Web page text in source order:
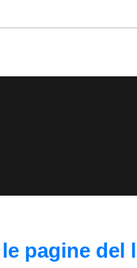
pagine del